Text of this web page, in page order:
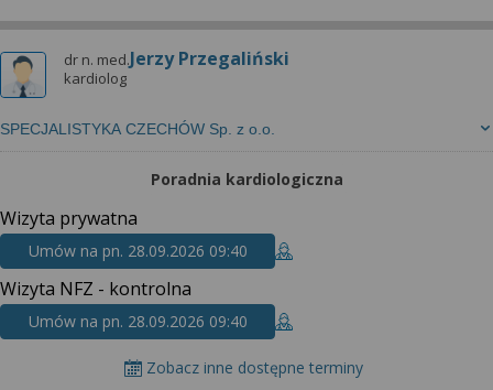
dr n. med.Jerzy Przegaliński
kardiolog
SPECJALISTYKA CZECHÓW Sp. z o.o.
Poradnia kardiologiczna
Wizyta prywatna
Umów na pn. 28.09.2026 09:40
Wizyta NFZ - kontrolna
Umów na pn. 28.09.2026 09:40
Zobacz inne dostępne terminy